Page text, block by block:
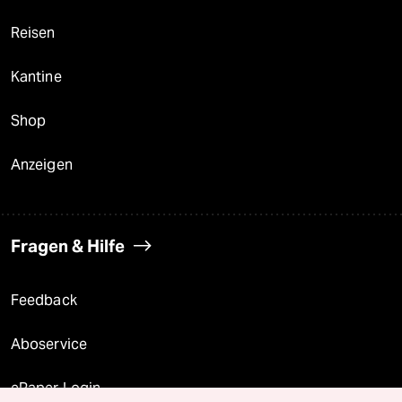
Reisen
Kantine
Shop
Anzeigen
Fragen & Hilfe
Feedback
Aboservice
ePaper Login